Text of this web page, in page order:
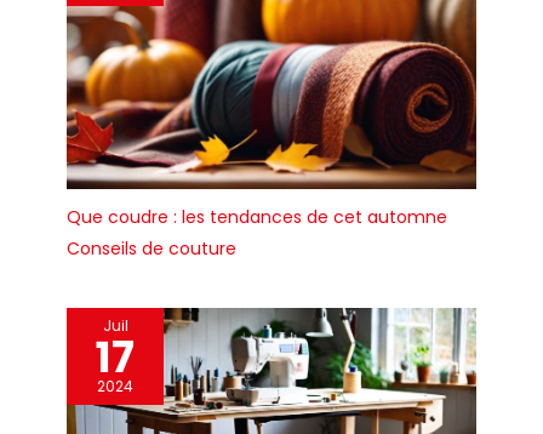
Que coudre : les tendances de cet automne
Conseils de couture
Juil
17
2024